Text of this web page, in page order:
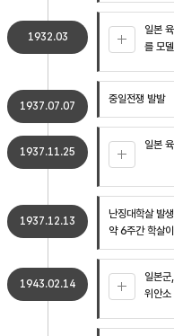
1932.03
일본
를 모
1937.07.07
중일전쟁 발발
1937.11.25
일본
1937.12.13
난징대학살 발
약 6주간 학살
1943.02.14
일본
위안소